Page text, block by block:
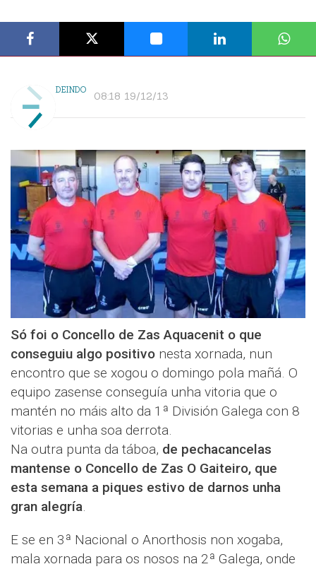
DEINDO 08:18 19/12/13
Só foi o Concello de Zas Aquacenit o que
conseguiu algo positivo nesta xornada, nun
encontro que se xogou o domingo pola mañá. O
equipo zasense conseguía unha vitoria que o
mantén no máis alto da 1ª División Galega con 8
vitorias e unha soa derrota.
Na outra punta da táboa, de pechacancelas
mantense o Concello de Zas O Gaiteiro, que
esta semana a piques estivo de darnos unha
gran alegría.
E se en 3ª Nacional o Anorthosis non xogaba,
mala xornada para os nosos na 2ª Galega, onde